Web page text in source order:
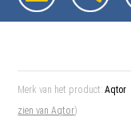
Merk van het product:Aqtor
zien van Aqtor)